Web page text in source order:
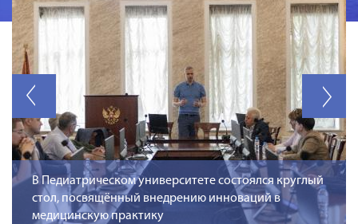
В Педиатрическом университете состоялся круглый
стол, посвящённый внедрению инноваций в
медицинскую практику